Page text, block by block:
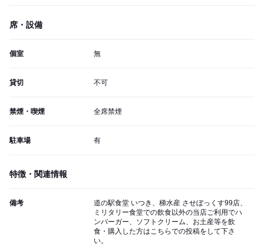
席・設備
個室 無
貸切 不可
禁煙・喫煙 全席禁煙
駐車場 有
特徴・関連情報
備考
道の駅食堂 いつき、梯水産 させぼっくす99店、
ミリタリー食堂での飲食以外の当店ご利用でハ
ンバーガー、ソフトクリーム、お土産等を飲
食・購入した方はこちらでの投稿をして下さ
い。